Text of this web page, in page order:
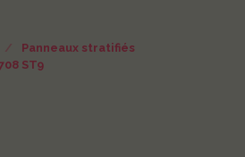
/
Panneaux stratifiés
ST9